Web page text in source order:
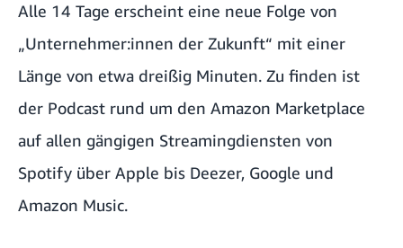
Alle 14 Tage erscheint eine neue Folge von
„Unternehmer:innen der Zukunft“ mit einer
Länge von etwa dreißig Minuten. Zu finden ist
der Podcast rund um den Amazon Marketplace
auf allen gängigen Streamingdiensten von
Spotify über Apple bis Deezer, Google und
Amazon Music.